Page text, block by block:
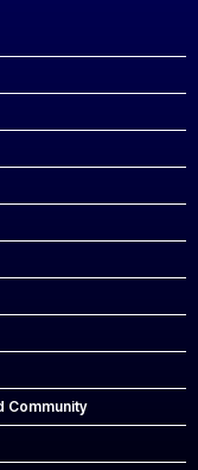
Community